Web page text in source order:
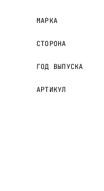
МАРКА
СТОРОНА
ГОД ВЫПУСКА
АРТИКУЛ